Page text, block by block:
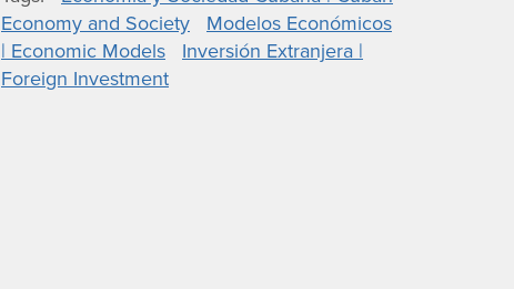
Economy and Society
Modelos Económicos
| Economic Models
Inversión Extranjera |
Foreign Investment